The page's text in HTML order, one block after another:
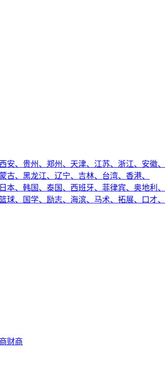
西安、 贵州、 郑州、 天津、 江苏、 浙江、 安徽、
古、 黑龙江、 辽宁、 吉林、 台湾、 香港、
日本、 韩国、 泰国、 西班牙、 菲律宾、 奥地利、
球、 国学、 励志、 海滨、 马术、 拓展、 口才、
财商